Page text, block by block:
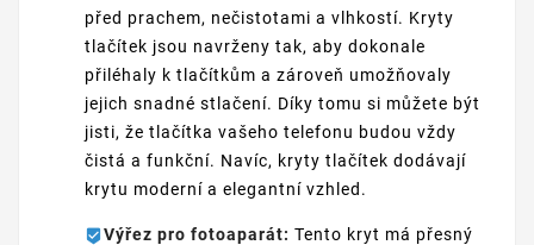
před prachem, nečistotami a vlhkostí. Kryty
tlačítek jsou navrženy tak, aby dokonale
přiléhaly k tlačítkům a zároveň umožňovaly
jejich snadné stlačení. Díky tomu si můžete být
jisti, že tlačítka vašeho telefonu budou vždy
čistá a funkční. Navíc, kryty tlačítek dodávají
krytu moderní a elegantní vzhled.
Výřez pro fotoaparát: Tento kryt má přesný